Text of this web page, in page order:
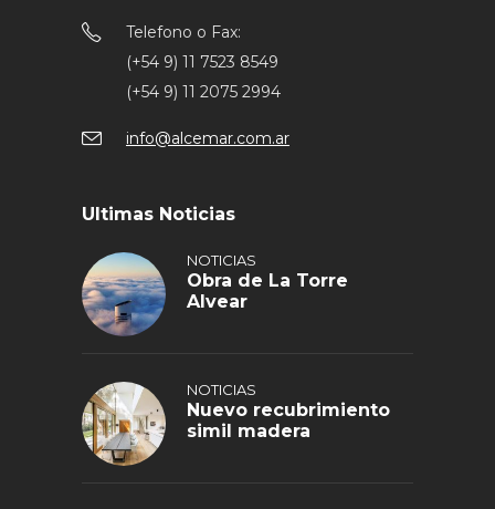
Telefono o Fax:
(+54 9) 11 7523 8549
(+54 9) 11 2075 2994
info@alcemar.com.ar
Ultimas Noticias
NOTICIAS
Obra de La Torre
Alvear
NOTICIAS
Nuevo recubrimiento
simil madera